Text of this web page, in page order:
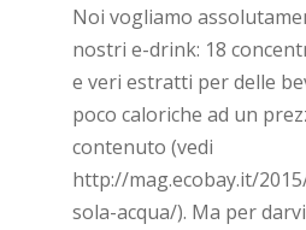
Noi vogliamo
nostri e-drink: 18
e veri estratti per delle
poco caloriche ad un
contenuto (vedi
http://mag.ecobay.it/
sola-acqua/). Ma per